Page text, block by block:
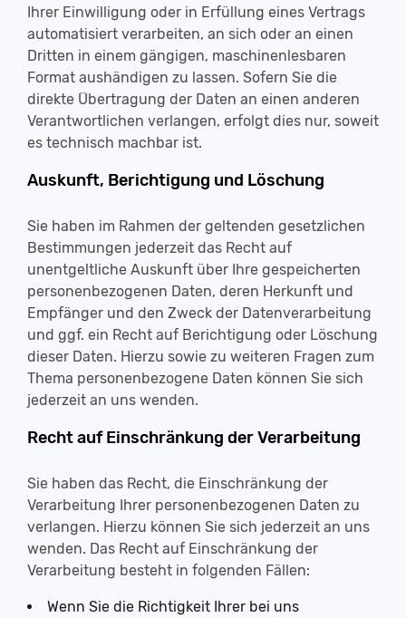
Ihrer Einwilligung oder in Erfüllung eines Vertrags
automatisiert verarbeiten, an sich oder an einen
Dritten in einem gängigen, maschinenlesbaren
Format aushändigen zu lassen. Sofern Sie die
direkte Übertragung der Daten an einen anderen
Verantwortlichen verlangen, erfolgt dies nur, soweit
es technisch machbar ist.
Auskunft, Berichtigung und Löschung
Sie haben im Rahmen der geltenden gesetzlichen
Bestimmungen jederzeit das Recht auf
unentgeltliche Auskunft über Ihre gespeicherten
personenbezogenen Daten, deren Herkunft und
Empfänger und den Zweck der Datenverarbeitung
und ggf. ein Recht auf Berichtigung oder Löschung
dieser Daten. Hierzu sowie zu weiteren Fragen zum
Thema personenbezogene Daten können Sie sich
jederzeit an uns wenden.
Recht auf Einschränkung der Verarbeitung
Sie haben das Recht, die Einschränkung der
Verarbeitung Ihrer personenbezogenen Daten zu
verlangen. Hierzu können Sie sich jederzeit an uns
wenden. Das Recht auf Einschränkung der
Verarbeitung besteht in folgenden Fällen:
Wenn Sie die Richtigkeit Ihrer bei uns